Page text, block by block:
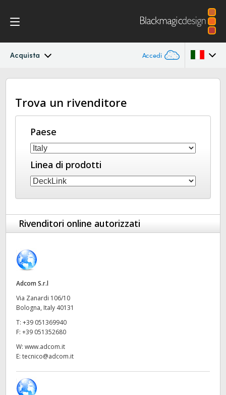
Acquista Accedi
DeckLink IP
SpecificheAustralia
Brazil
Canada
Denmark
Germany
Hong Kong SAR, China
India
Italia
Trova un rivenditore
Paese
Linea di prodotti
Rivenditori online autorizzati
Adcom S.r.l
Via Zanardi 106/10
Bologna, Italy 40131
T: +39 051369940
F: +39 051352680
W: www.adcom.it
E: tecnico@adcom.it